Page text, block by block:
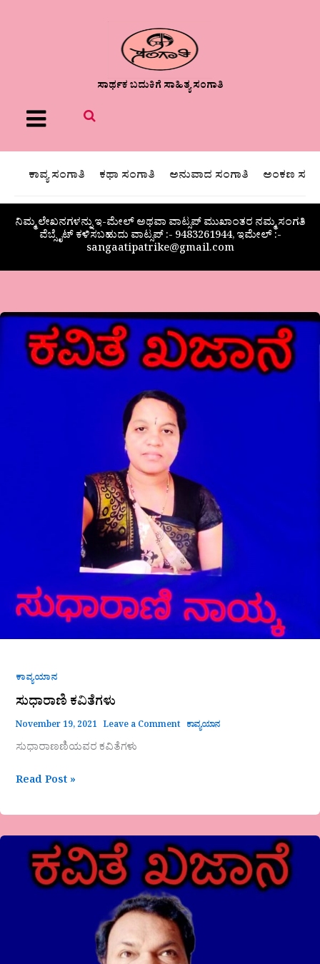
ಸಾರ್ಥಕ ಬದುಕಿಗೆ ಸಾಹಿತ್ಯ ಸಂಗಾತಿ
Menu
ಕಾವ್ಯ ಸಂಗಾತಿ ಕಥಾ ಸಂಗಾತಿ ಅನುವಾದ ಸಂಗಾತಿ ಅಂಕಣ
ನಿಮ್ಮ ಲೇಖನಗಳನ್ನು ಇ-ಮೇಲ್ ಅಥವಾ ವಾಟ್ಸಪ್ ಮುಖಾಂತರ ನಮ್ಮ ಸಂಗತಿ
ವೆಬ್ಸೈಟ್ ಕಳಿಸಬಹುದು ವಾಟ್ಸಪ್‌ :- 9483261944, ಇಮೇಲ್ :-
sangaatipatrike@gmail.com
ಕಾವ್ಯಯಾನ
ಸುಧಾರಾಣಿ ಕವಿತೆಗಳು
November 19, 2021 Leave a Comment ಕಾವ್ಯಯಾನ
ಸುಧಾರಾಣಣಿಯವರ ಕವಿತೆಗಳು
ಸುಧಾರಾಣಿ
ಕವಿತೆಗಳು
Read Post »
ಖಜಾನೆ